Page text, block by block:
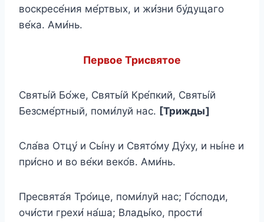
воскресе́ния ме́ртвых, и жи́зни бу́дущаго
ве́ка. Ами́нь.
Первое Трисвятое
Святы́й Бо́же, Святы́й Кре́пкий, Святы́й
Безсме́ртный, поми́луй нас. [Трижды]
Сла́ва Отцу́ и Сы́ну и Свято́му Ду́ху, и ны́не и
при́сно и во ве́ки веко́в. Ами́нь.
Пресвята́я Тро́ице, поми́луй нас; Го́споди,
очи́сти грехи́ на́ша; Влады́ко, прости́